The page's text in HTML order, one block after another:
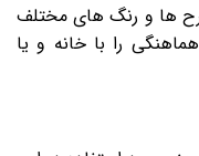
ها و رنگ های مختلف
را با خانه و یا